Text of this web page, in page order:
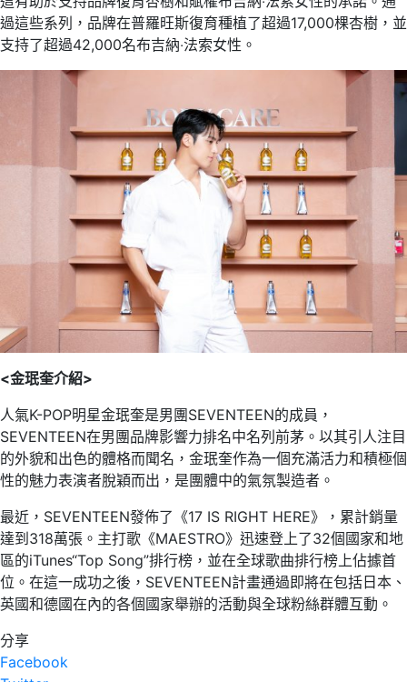
過這些系列，品牌在普羅旺斯復育種植了超過17,000棵杏樹，並
支持了超過42,000名布吉納‧法索女性。
<金珉奎介紹>
人氣K-POP明星金珉奎是男團SEVENTEEN的成員，
SEVENTEEN在男團品牌影響力排名中名列前茅。以其引人注目
的外貌和出色的體格而聞名，金珉奎作為一個充滿活力和積極個
性的魅力表演者脫穎而出，是團體中的氣氛製造者。
最近，SEVENTEEN發佈了《17 IS RIGHT HERE》，累計銷量
達到318萬張。主打歌《MAESTRO》迅速登上了32個國家和地
區的iTunes“Top Song”排行榜，並在全球歌曲排行榜上佔據首
位。在這一成功之後，SEVENTEEN計畫通過即將在包括日本、
英國和德國在內的各個國家舉辦的活動與全球粉絲群體互動。
分享
Facebook